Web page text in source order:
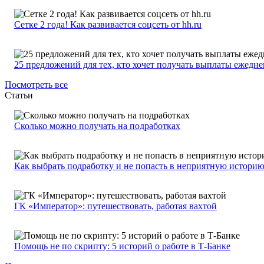
Сетке 2 года! Как развивается соцсеть от hh.ru
25 предложений для тех, кто хочет получать выплаты
Посмотреть все
Статьи
Сколько можно получать на подработках
Как выбрать подработку и не попасть в неприятную историю
ГК «Император»: путешествовать, работая вахтой
Помощь не по скрипту: 5 историй о работе в Т-Банке